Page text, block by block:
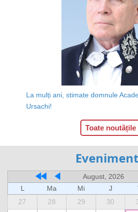
La mulți ani, stimate domnule
Ursachi!
Toate noutățile
August, 2026
L
Ma Mi J
27
28 29 30